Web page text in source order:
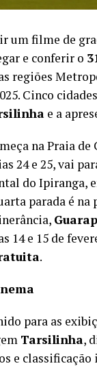
um filme de
e conferir o
regiões
Cinco
e a
na Praia de
24 e 25, vai
do Ipiranga,
parada é na
14 e 15 de
.
para as
Tarsilinha,
e